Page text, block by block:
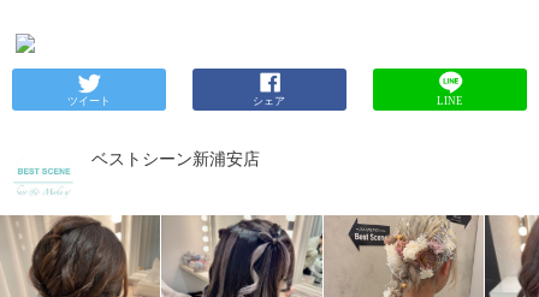
ツイート シェア LINE
ベストシーン新浦安店